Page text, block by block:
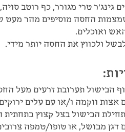
גינג'ר טרי מגורר, כף רוטב
החסה מוסיפים מהר מעט
ואוכלים.
ולכווץ את החסה יותר מידי.
הבישול תערובת זרעים מעל
אצות ווקמה ו/או עם עלים ירוקים
הבישול בצל קצוץ בתחתית
דגן מבושל, או טופו/טמפה